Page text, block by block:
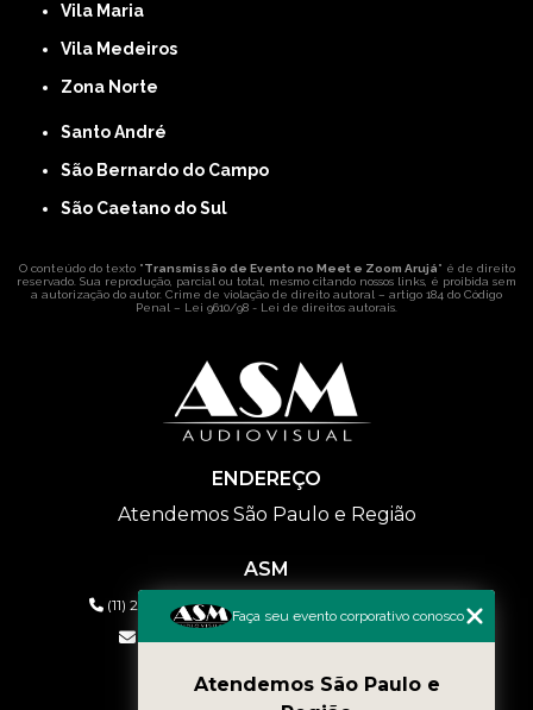
Vila Maria
Vila Medeiros
Zona Norte
Santo André
São Bernardo do Campo
São Caetano do Sul
O conteúdo do texto "Transmissão de Evento no Meet e Zoom Arujá" é de direito
reservado. Sua reprodução, parcial ou total, mesmo citando nossos links, é proibida sem
a autorização do autor. Crime de violação de direito autoral – artigo 184 do Código
Penal – Lei 9610/98 - Lei de direitos autorais
ENDEREÇO
Atendemos São Paulo e Região
ASM
(11) 2626-2019 (11) 99577-9954
eventos@asmaudiovisual.com.br
MENU
Faça seu evento corporativo conosco
Atendemos São Paulo e